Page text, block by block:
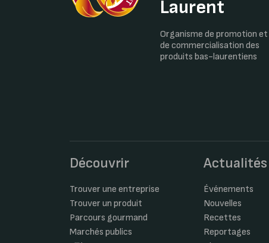
Laurent
Organisme de promotion et
de commercialisation des
produits bas-laurentiens
Découvrir
Trouver une entreprise
Trouver un produit
Parcours gourmand
Marchés publics
Actualités
Événements
Nouvelles
Recettes
Reportages